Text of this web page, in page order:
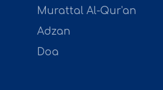
Murattal Al-Qur'an
Adzan
Doa